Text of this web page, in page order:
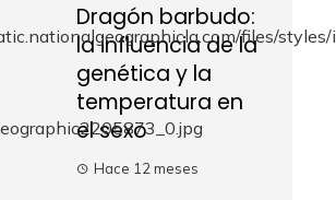
Dragón barbudo:
la influencia de la
genética y la
temperatura en
el sexo
Hace 12 meses